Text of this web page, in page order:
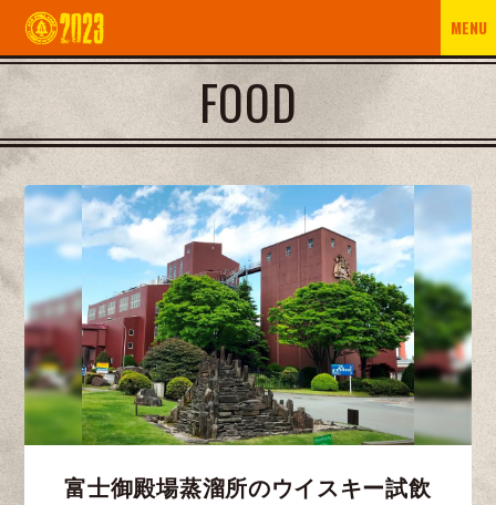
MENU
FOOD
富士御殿場蒸溜所のウイスキー試飲